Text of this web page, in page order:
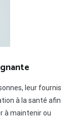
leur fournis
à la santé afin
à maintenir ou